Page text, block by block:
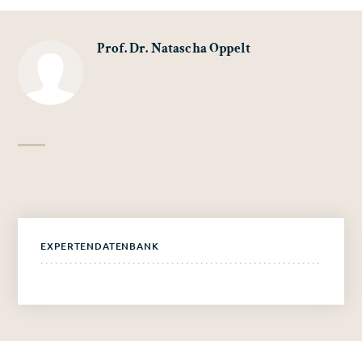
Prof. Dr. Natascha Oppelt
EXPERTENDATENBANK